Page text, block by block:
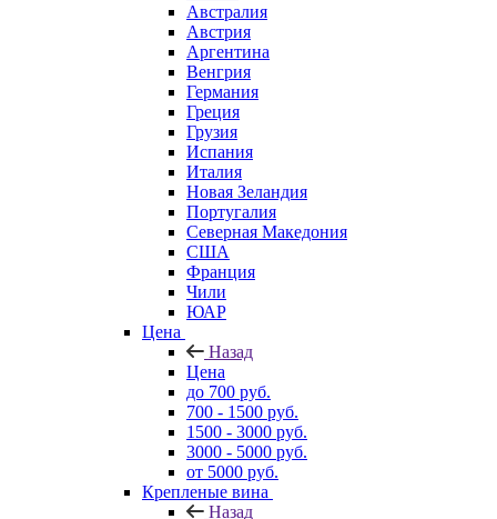
Австралия
Австрия
Аргентина
Венгрия
Германия
Греция
Грузия
Испания
Италия
Новая Зеландия
Португалия
Северная Македония
США
Франция
Чили
ЮАР
Цена
Назад
Цена
до 700 руб.
700 - 1500 руб.
1500 - 3000 руб.
3000 - 5000 руб.
от 5000 руб.
Крепленые вина
Назад